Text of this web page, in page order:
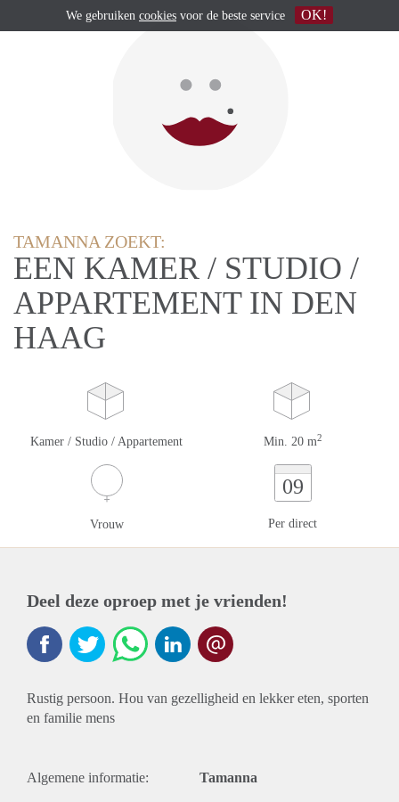
TAMANNA ZOEKT:
EEN KAMER / STUDIO /
APPARTEMENT IN DEN
HAAG
Kamer / Studio / Appartement Min. 20 m2
Vrouw
09
Per direct
Deel deze oproep met je vrienden!
Rustig persoon. Hou van gezelligheid en lekker eten, sporten
en familie mens
Algemene informatie: Tamanna
We gebruiken cookies voor de beste service OK!